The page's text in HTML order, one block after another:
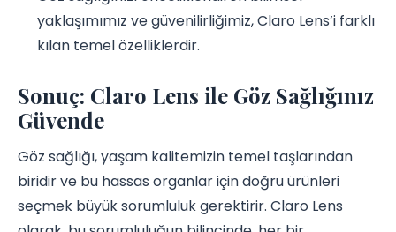
yaklaşımımız ve güvenilirliğimiz, Claro Lens’i farklı
kılan temel özelliklerdir.
Sonuç: Claro Lens ile Göz Sağlığınız
Güvende
Göz sağlığı, yaşam kalitemizin temel taşlarından
biridir ve bu hassas organlar için doğru ürünleri
seçmek büyük sorumluluk gerektirir. Claro Lens